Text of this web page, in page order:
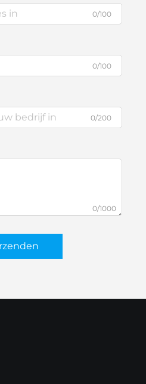
0/100
0/100
0/200
0/1000